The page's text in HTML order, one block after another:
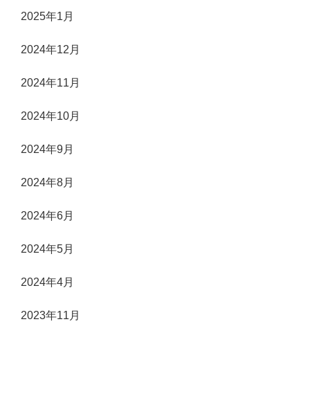
2025年1月
2024年12月
2024年11月
2024年10月
2024年9月
2024年8月
2024年6月
2024年5月
2024年4月
2023年11月